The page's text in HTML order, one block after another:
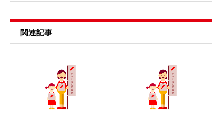
関連記事